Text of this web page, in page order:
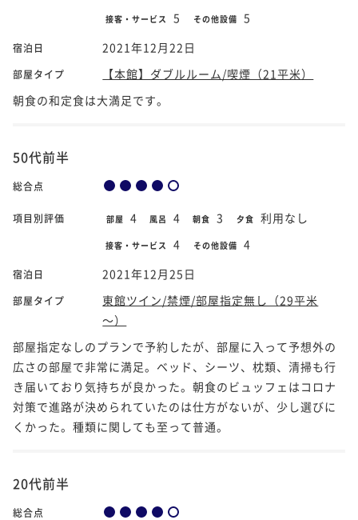
接客・サービス 5 その他設備 5
宿泊日 2021年12月22日
部屋タイプ
【本館】ダブルルーム/喫煙（21平米）
朝食の和定食は大満足です。
50代前半
総合点
項目別評価 部屋 4 風呂 4 朝食 3 夕食 利用なし
接客・サービス 4 その他設備 4
宿泊日 2021年12月25日
部屋タイプ
東館ツイン/禁煙/部屋指定無し（29平米
～）
部屋指定なしのプランで予約したが、部屋に入って予想外の
広さの部屋で非常に満足。ベッド、シーツ、枕類、清掃も行
き届いており気持ちが良かった。朝食のビュッフェはコロナ
対策で進路が決められていたのは仕方がないが、少し選びに
くかった。種類に関しても至って普通。
20代前半
総合点